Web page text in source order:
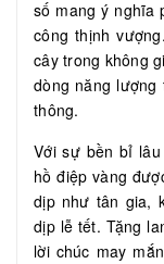
số mang ý nghĩa
công thịnh
cây trong không
dòng năng
thông.
Với sự bền bỉ
hồ điệp vàng
dịp như tân gia,
dịp lễ tết. Tặng
lời chúc may